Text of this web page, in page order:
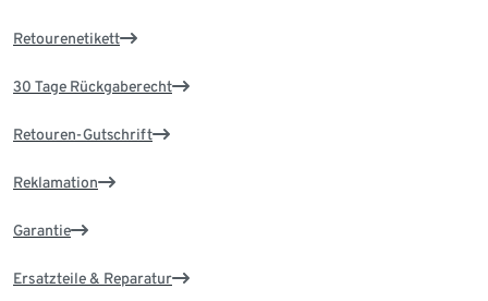
Retourenetikett
30 Tage Rückgaberecht
Retouren-Gutschrift
Reklamation
Garantie
Ersatzteile & Reparatur